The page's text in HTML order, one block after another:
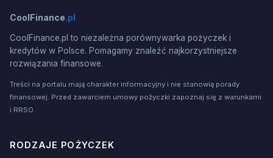
CoolFinance.pl
CoolFinance.pl to niezależna porównywarka pożyczek i
kredytów w Polsce. Pomagamy znaleźć najkorzystniejsze
rozwiązania finansowe.
Treści na portalu mają charakter informacyjny i nie stanowią porady
finansowej. Przed zawarciem umowy pożyczki zapoznaj się z warunkami
i RRSO.
RODZAJE POŻYCZEK